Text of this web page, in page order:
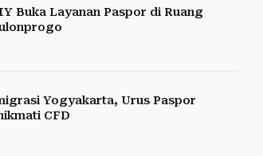
Buka Layanan Paspor di Ruang
Yogyakarta, Urus Paspor
CFD